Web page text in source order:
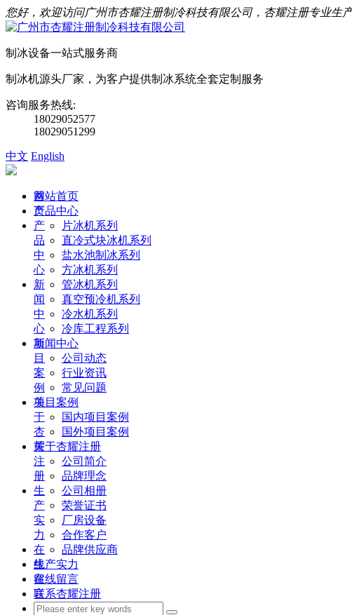
您好，欢迎访问广州市杏耀注册制冷科技有限公司，杏耀注册专业生
制冰设备一站式服务商
制冰机源头厂家，为客户提供制冰系统全套定制服务
咨询服务热线:
18029052577
18029051299
中文 English
首
页
产
品
中
心
新
闻
中
心
项
目
案
例
关
于
杏
耀
注
册
生
产
实
力
在
线
留
言
联
网站首页
产品中心
片冰机系列
直冷式块冰机系列
盐水池制冰系列
方冰机系列
管冰机系列
真空预冷机系列
冷水机系列
冷库工程系列
新闻中心
公司动态
行业资讯
常见问题
项目案例
国内项目案例
国外项目案例
关于杏耀注册
公司简介
品牌理念
公司相册
荣誉证书
厂房设备
合作客户
品牌供应商
生产实力
在线留言
联系杏耀注册